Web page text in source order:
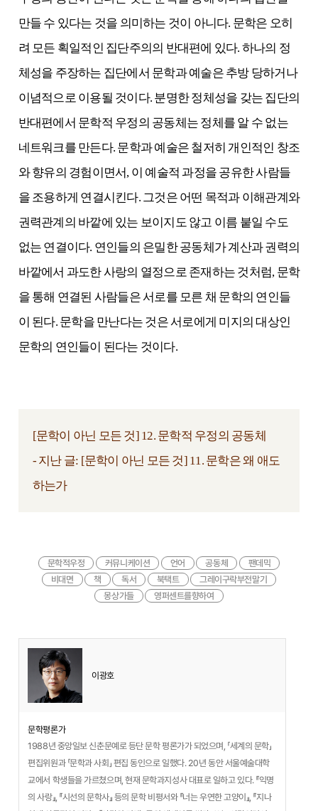
만들 수 있다는 것을 의미하는 것이 아니다. 문학은 오히
려 모든 획일적인 집단주의의 반대편에 있다. 하나의 정
체성을 주장하는 집단에서 문학과 예술은 추방 당하거나
이념적으로 이용될 것이다. 분명한 정체성을 갖는 집단의
반대편에서 문학적 우정의 공동체는 정체를 알 수 없는
네트워크를 만든다. 문학과 예술은 철저히 개인적인 창조
와 향유의 경험이면서, 이 예술적 과정을 공유한 사람들
을 조용하게 연결시킨다. 그것은 어떤 목적과 이해관계와
권력관계의 바깥에 있는 보이지도 않고 이름 붙일 수도
없는 연결이다. 연인들의 은밀한 공동체가 계산과 권력의
바깥에서 과도한 사랑의 열정으로 존재하는 것처럼, 문학
을 통해 연결된 사람들은 서로를 모른 채 문학의 연인들
이 된다. 문학을 만난다는 것은 서로에게 미지의 대상인
문학의 연인들이 된다는 것이다.
[문학이 아닌 모든 것] 12. 문학적 우정의 공동체
- 지난 글: [문학이 아닌 모든 것] 11. 문학은 왜 애도
하는가
문학적우정 커뮤니케이션 언어 공동체
팬데믹
비대면
책 독서 북택트
그레이구락부전말기
몽상가들
영퍼센트를향하여
이광호
문학평론가
1988년 중앙일보 신춘문예로 등단 문학 평론가가 되었으며, 「세계의 문학」
편집위원과 「문학과 사회」 편집 동인으로 일했다. 20년 동안 서울예술대학
교에서 학생들을 가르쳤으며, 현재 문학과지성사 대표로 일하고 있다. 『익명
의 사랑』, 『시선의 문학사』 등의 문학 비평서와 『너는 우연한 고양이』, 『지나